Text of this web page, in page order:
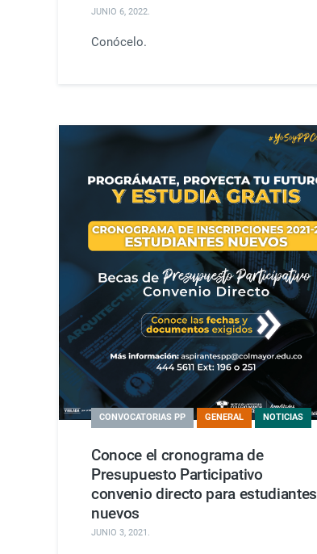
JUNIO 6, 2022.
Conócelo.
CONVOCATORIAS PP GENERAL NOTICIAS
Conoce el cronograma de
Presupuesto Participativo
convenio directo para estudiantes
nuevos
JUNIO 3, 2021